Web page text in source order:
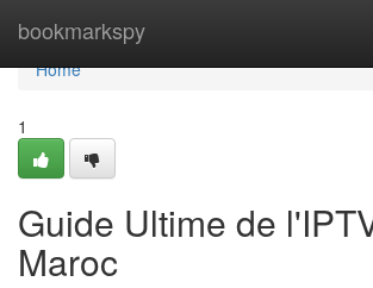
bookmarkspy
Home
Home
1
Guide Ultime de
Maroc